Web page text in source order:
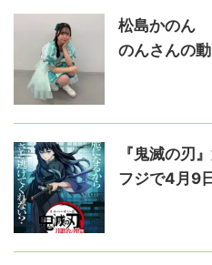
松島かのん
のんさんの
『鬼滅の刃
フジで4月9